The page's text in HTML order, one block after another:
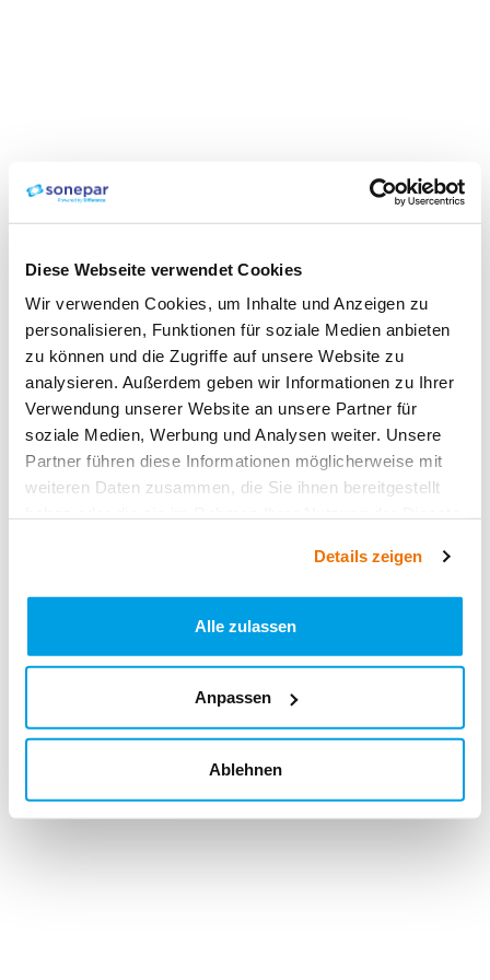
Diese Webseite verwendet Cookies
Wir verwenden Cookies, um Inhalte und Anzeigen zu
personalisieren, Funktionen für soziale Medien anbieten
zu können und die Zugriffe auf unsere Website zu
analysieren. Außerdem geben wir Informationen zu Ihrer
Verwendung unserer Website an unsere Partner für
soziale Medien, Werbung und Analysen weiter. Unsere
Partner führen diese Informationen möglicherweise mit
weiteren Daten zusammen, die Sie ihnen bereitgestellt
Details zeigen
Alle zulassen
Anpassen
Ablehnen